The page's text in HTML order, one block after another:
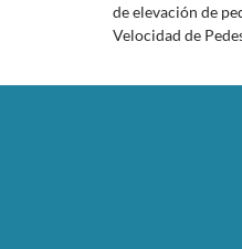
de elevación de
Velocidad de